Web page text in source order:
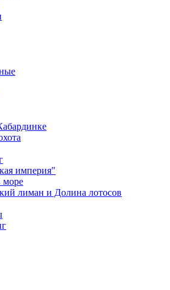
империя"
море
лиман и Долина лотосов